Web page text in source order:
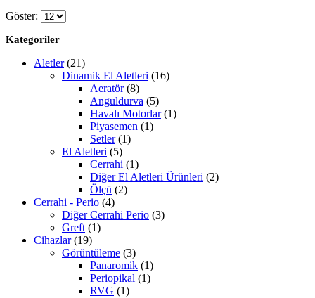
Göster:
Kategoriler
Aletler (21)
Dinamik El Aletleri (16)
Aeratör (8)
Anguldurva (5)
Havalı Motorlar (1)
Piyasemen (1)
Setler (1)
El Aletleri (5)
Cerrahi (1)
Diğer El Aletleri Ürünleri (2)
Ölçü (2)
Cerrahi - Perio (4)
Diğer Cerrahi Perio (3)
Greft (1)
Cihazlar (19)
Görüntüleme (3)
Panaromik (1)
Periopikal (1)
RVG (1)